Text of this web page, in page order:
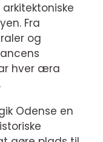
Fra
og
hver æra
Odense en